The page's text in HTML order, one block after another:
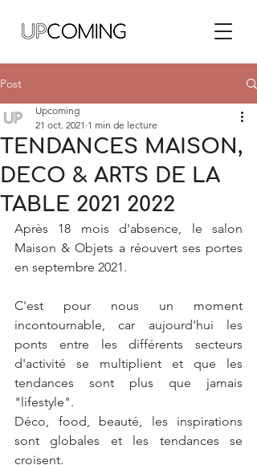
Post
TENDANCES MAISON,
DECO & ARTS DE LA
TABLE 2021 2022
Upcoming
21 oct. 2021 1 min de lecture
Après 18 mois d'absence, le salon
Maison & Objets a réouvert ses portes
en septembre 2021.
C'est pour nous un moment
incontournable, car aujourd'hui les
ponts entre les différents secteurs
d'activité se multiplient et que les
tendances sont plus que jamais
"lifestyle".
Déco, food, beauté, les inspirations
sont globales et les tendances se
croisent.